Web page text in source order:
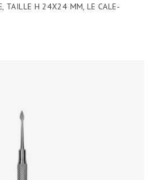
TAILLE H 24X24 MM, LE CALE-